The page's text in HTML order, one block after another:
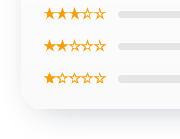
★★★☆☆
★★☆☆☆
★☆☆☆☆